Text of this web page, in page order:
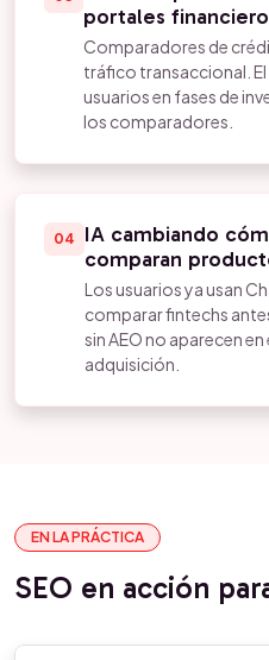
portales
Comparadores de
tráfico transaccional.
usuarios en fases de
los comparadores.
04
IA cambiando
comparan
Los usuarios ya usan
comparar fintechs
sin AEO no aparecen
adquisición.
EN LA PRÁCTICA
SEO en acción